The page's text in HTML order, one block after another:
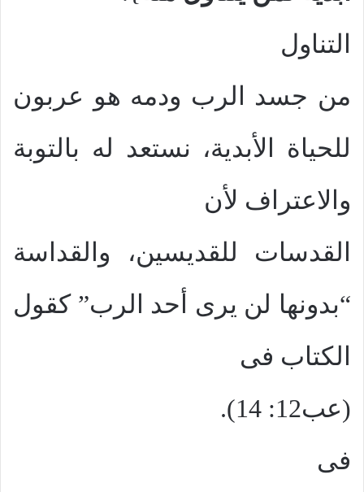
التناول
من جسد الرب ودمه هو عربون
للحياة الأبدية، نستعد له بالتوبة
والاعتراف لأن
القدسات للقديسين، والقداسة
“بدونها لن يرى أحد الرب” كقول
الكتاب فى
(عب12: 14).
فى